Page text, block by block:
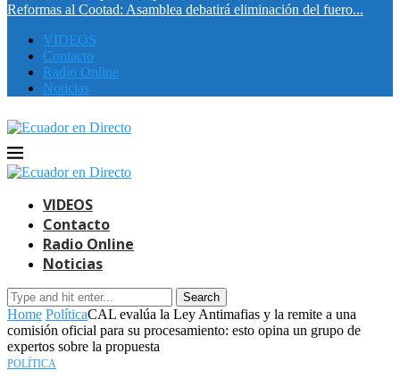
Reformas al Cootad: Asamblea debatirá eliminación del fuero...
VIDEOS
Contacto
Radio Online
Noticias
VIDEOS
Contacto
Radio Online
Noticias
Search
Home PolíticaCAL evalúa la Ley Antimafias y la remite a una
comisión oficial para su procesamiento: esto opina un grupo de
expertos sobre la propuesta
POLÍTICA